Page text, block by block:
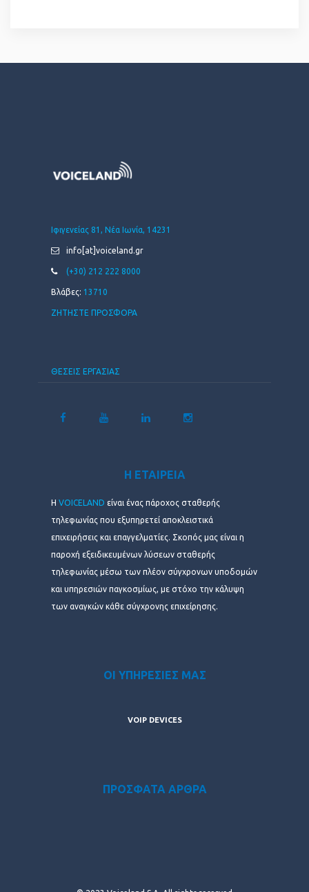
Ιφιγενείας 81, Νέα Ιωνία, 14231
info[at]voiceland.gr
(+30) 212 222 8000
Βλάβες: 13710
ΖΗΤΗΣΤΕ ΠΡΟΣΦΟΡΑ
ΘΕΣΕΙΣ ΕΡΓΑΣΙΑΣ
Η ΕΤΑΙΡΕΙΑ
Η VOICELAND είναι ένας πάροχος σταθερής
τηλεφωνίας που εξυπηρετεί αποκλειστικά
επιχειρήσεις και επαγγελματίες. Σκοπός μας είναι η
παροχή εξειδικευμένων λύσεων σταθερής
τηλεφωνίας μέσω των πλέον σύγχρονων υποδομών
και υπηρεσιών παγκοσμίως, με στόχο την κάλυψη
των αναγκών κάθε σύγχρονης επιχείρησης.
ΟΙ ΥΠΗΡΕΣΙΕΣ ΜΑΣ
VOIP DEVICES
ΠΡΟΣΦΑΤΑ ΑΡΘΡΑ